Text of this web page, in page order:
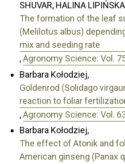
SHUVAR, HALINA
The formation of the leaf
(Melilotus albus)
mix and seeding rate
,Agronomy Science: Vol.
Barbara Kołodziej,
Goldenrod (Solidago
reaction to foliar
,Agronomy Science: Vol.
Barbara Kołodziej,
The effect of Atonik and
American ginseng (Panax